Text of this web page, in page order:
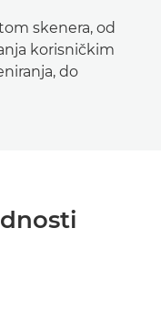
skenera, od
korisničkim
do